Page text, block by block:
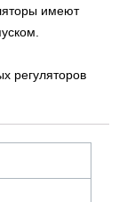
имеют
регуляторов